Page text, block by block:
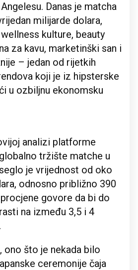
Danas je matcha
milijarde dolara,
kulture, beauty
za kavu, marketinški san i
– jedan od rijetkih
koji je iz hipsterske
u ozbiljnu ekonomsku
analizi platforme
tržište matche u
je vrijednost od oko
odnosno približno 390
govore da bi do
na između 3,5 i 4
ono što je nekada bilo
ceremonije čaja